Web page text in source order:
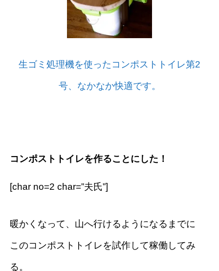
生ゴミ処理機を使ったコンポストトイレ第2
号、なかなか快適です。
コンポストトイレを作ることにした！
[char no=2 char=”夫氏”]
暖かくなって、山へ行けるようになるまでに
このコンポストトイレを試作して稼働してみ
る。